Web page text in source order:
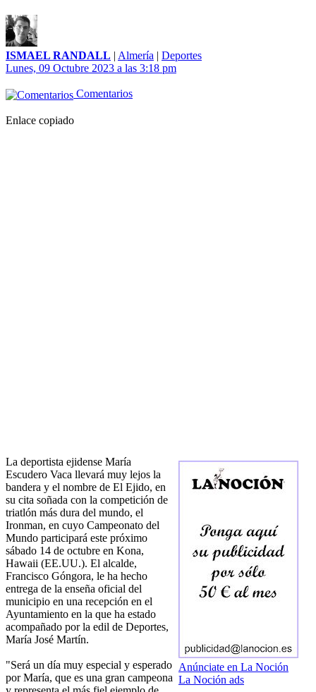
ISMAEL RANDALL | Almería | Deportes
Lunes, 09 Octubre 2023 a las 3:18 pm
Comentarios
Enlace copiado
Anúnciate en La Noción
La Noción ads
La deportista ejidense María
Escudero Vaca llevará muy lejos la
bandera y el nombre de El Ejido, en
su cita soñada con la competición de
triatlón más dura del mundo, el
Ironman, en cuyo Campeonato del
Mundo participará este próximo
sábado 14 de octubre en Kona,
Hawaii (EE.UU.). El alcalde,
Francisco Góngora, le ha hecho
entrega de la enseña oficial del
municipio en una recepción en el
Ayuntamiento en la que ha estado
acompañado por la edil de Deportes,
María José Martín.
"Será un día muy especial y esperado
por María, que es una gran campeona